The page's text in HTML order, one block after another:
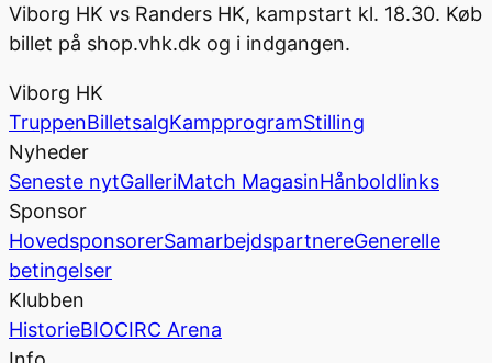
Viborg HK vs Randers HK, kampstart kl. 18.30. Køb
billet på shop.vhk.dk og i indgangen.
Viborg HK
TruppenBilletsalgKampprogramStilling
Nyheder
Seneste nytGalleriMatch MagasinHånboldlinks
Sponsor
HovedsponsorerSamarbejdspartnereGenerelle
betingelser
Klubben
HistorieBIOCIRC Arena